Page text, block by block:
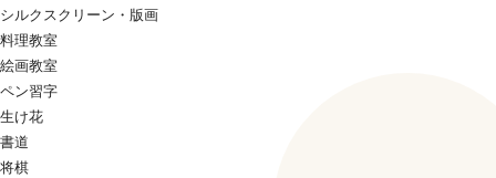
シルクスクリーン・版画
料理教室
絵画教室
ペン習字
生け花
書道
将棋